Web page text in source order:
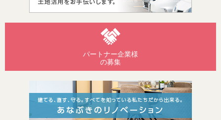
パートナー企業様
の募集